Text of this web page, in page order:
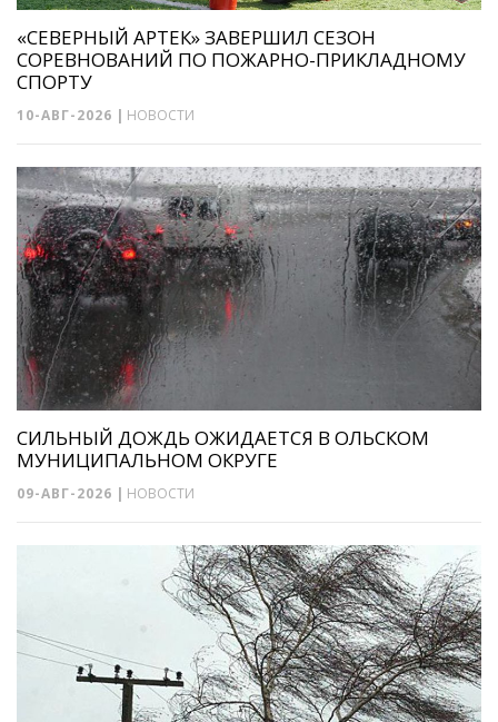
«СЕВЕРНЫЙ АРТЕК» ЗАВЕРШИЛ СЕЗОН
СОРЕВНОВАНИЙ ПО ПОЖАРНО-ПРИКЛАДНОМУ
СПОРТУ
10-АВГ-2026 | НОВОСТИ
СИЛЬНЫЙ ДОЖДЬ ОЖИДАЕТСЯ В ОЛЬСКОМ
МУНИЦИПАЛЬНОМ ОКРУГЕ
09-АВГ-2026 | НОВОСТИ